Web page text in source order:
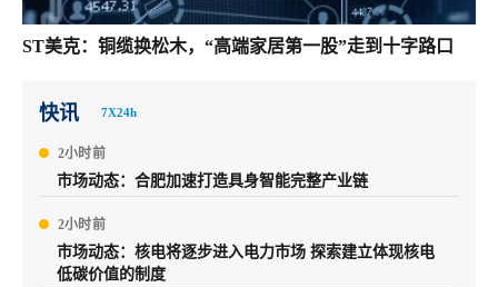
ST美克：铜缆换松木，“高端家居第一股”走到十字路口
快讯 7X24h
2小时前
市场动态：合肥加速打造具身智能完整产业链
2小时前
市场动态：核电将逐步进入电力市场 探索建立体现核电
低碳价值的制度